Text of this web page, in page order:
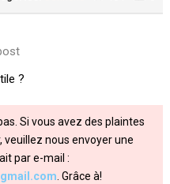
?
Si vous avez des plaintes
nous envoyer une
par e-mail :
. Grâce à!